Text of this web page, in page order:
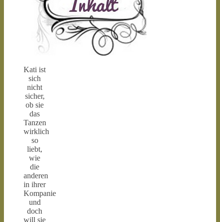
Kati ist
sich
nicht
sicher,
ob sie
das
Tanzen
wirklich
so
liebt,
wie
die
anderen
in ihrer
Kompanie
und
doch
will sie